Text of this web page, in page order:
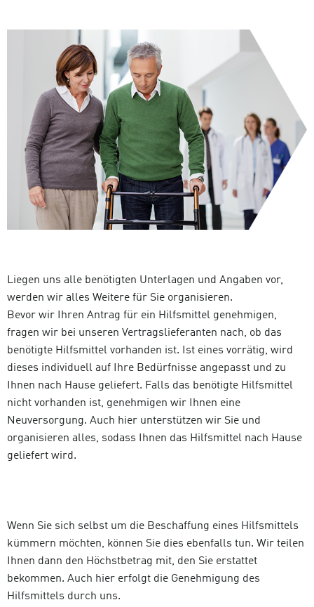
Liegen uns alle benötigten Unterlagen und Angaben vor,
werden wir alles Weitere für Sie organisieren.
Bevor wir Ihren Antrag für ein Hilfsmittel genehmigen,
fragen wir bei unseren Vertragslieferanten nach, ob das
benötigte Hilfsmittel vorhanden ist. Ist eines vorrätig, wird
dieses individuell auf Ihre Bedürfnisse angepasst und zu
Ihnen nach Hause geliefert. Falls das benötigte Hilfsmittel
nicht vorhanden ist, genehmigen wir Ihnen eine
Neuversorgung. Auch hier unterstützen wir Sie und
organisieren alles, sodass Ihnen das Hilfsmittel nach Hause
geliefert wird.
Wenn Sie sich selbst um die Beschaffung eines Hilfsmittels
kümmern möchten, können Sie dies ebenfalls tun. Wir teilen
Ihnen dann den Höchstbetrag mit, den Sie erstattet
bekommen. Auch hier erfolgt die Genehmigung des
Hilfsmittels durch uns.